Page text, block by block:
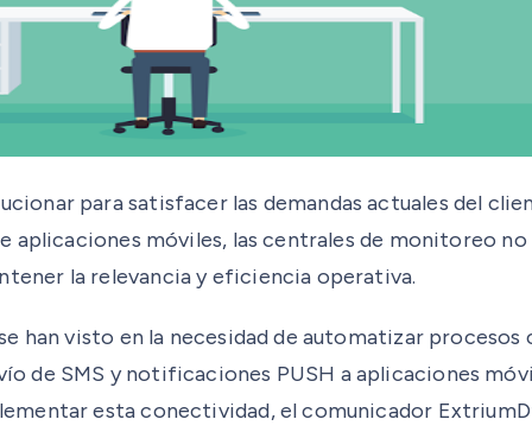
para satisfacer las demandas actuales del
aplicaciones móviles, las centrales de monitoreo
la relevancia y eficiencia operativa.
han visto en la necesidad de automatizar
de SMS y notificaciones PUSH a aplicaciones
esta conectividad, el comunicador